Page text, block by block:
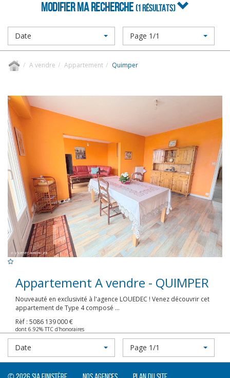
MODIFIER MA RECHERCHE (1 RÉSULTATS)
Page 1/1
Date
A vendre Appartement Quimper
Appartement A vendre - QUIMPER
Nouveauté en exclusivité à l'agence LOUEDEC ! Venez découvrir cet
appartement de Type 4 composé ...
Rèf : 5086 139 000 €
dont 6.92% TTC d'honoraires
Page 1/1
Date